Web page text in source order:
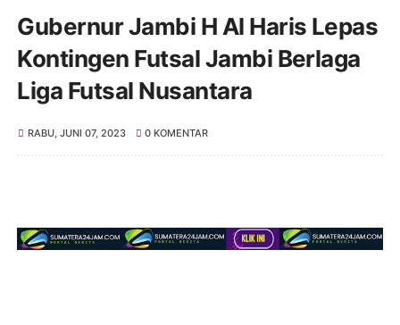
Gubernur Jambi H Al Haris Lepas
Kontingen Futsal Jambi Berlaga
Liga Futsal Nusantara
RABU, JUNI 07, 2023 0 KOMENTAR